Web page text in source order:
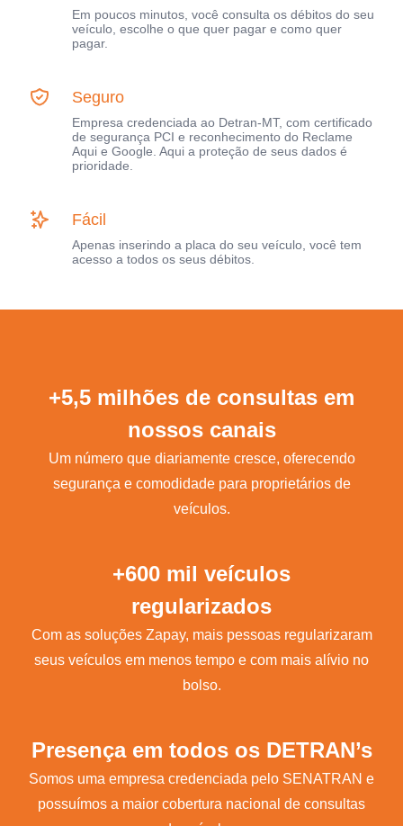
Em poucos minutos, você consulta os débitos do seu
veículo, escolhe o que quer pagar e como quer
pagar.
Seguro
Empresa credenciada ao Detran-MT, com certificado
de segurança PCI e reconhecimento do Reclame
Aqui e Google. Aqui a proteção de seus dados é
prioridade.
Fácil
Apenas inserindo a placa do seu veículo, você tem
acesso a todos os seus débitos.
+5,5 milhões de consultas em
nossos canais
Um número que diariamente cresce, oferecendo
segurança e comodidade para proprietários de
veículos.
+600 mil veículos
regularizados
Com as soluções Zapay, mais pessoas regularizaram
seus veículos em menos tempo e com mais alívio no
bolso.
Presença em todos os DETRAN’s
Somos uma empresa credenciada pelo SENATRAN e
possuímos a maior cobertura nacional de consultas